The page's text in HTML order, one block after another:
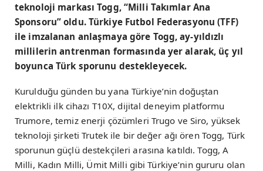
teknoloji markası Togg, “Milli Takımlar Ana
Sponsoru” oldu. Türkiye Futbol Federasyonu (TFF)
ile imzalanan anlaşmaya göre Togg, ay-yıldızlı
millilerin antrenman formasında yer alarak, üç yıl
boyunca Türk sporunu destekleyecek.
Kurulduğu günden bu yana Türkiye’nin doğuştan
elektrikli ilk cihazı T10X, dijital deneyim platformu
Trumore, temiz enerji çözümleri Trugo ve Siro, yüksek
teknoloji şirketi Trutek ile bir değer ağı ören Togg, Türk
sporunun güçlü destekçileri arasına katıldı. Togg, A
Milli, Kadın Milli, Ümit Milli gibi Türkiye’nin gururu olan